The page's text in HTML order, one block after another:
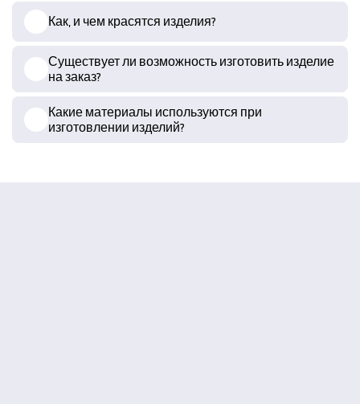
Как, и чем красятся изделия?
Существует ли возможность изготовить изделие
на заказ?
Какие материалы используются при
изготовлении изделий?